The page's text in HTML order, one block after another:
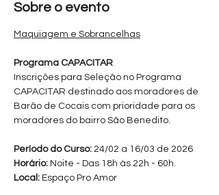
Sobre o evento
Maquiagem e Sobrancelhas
Programa CAPACITAR
Inscrições para Seleção no Programa
CAPACITAR destinado aos moradores de
Barão de Cocais com prioridade para os
moradores do bairro São Benedito.
Período do Curso: 24/02 a 16/03 de 2026
Horário: Noite - Das 18h às 22h - 60h.
Local: Espaço Pro Amor